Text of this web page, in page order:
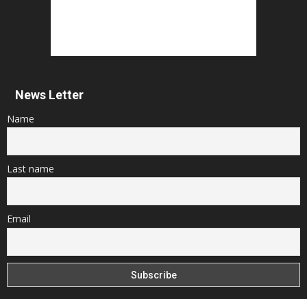
News Letter
Name
Last name
Email